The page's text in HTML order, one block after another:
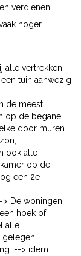
verdienen.
hoger.
alle vertrekken
tuin aanwezig
de meest
op de begane
door muren
ook alle
op de
een 2e
> De woningen
hoek of
alle
gelegen
--> idem